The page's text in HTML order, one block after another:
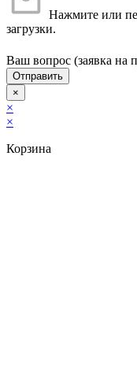
Нажмите или
загрузки.
Ваш вопрос (заявка на
Отправить
×
×
×
Корзина